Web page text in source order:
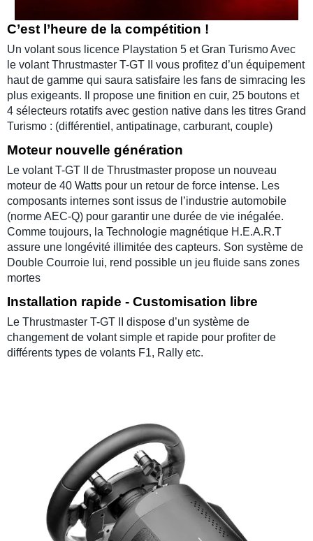
C’est l’heure de la compétition !
Un volant sous licence Playstation 5 et Gran Turismo Avec
le volant Thrustmaster T-GT II vous profitez d’un équipement
haut de gamme qui saura satisfaire les fans de simracing les
plus exigeants. Il propose une finition en cuir, 25 boutons et
4 sélecteurs rotatifs avec gestion native dans les titres Grand
Turismo : (différentiel, antipatinage, carburant, couple)
Moteur nouvelle génération
Le volant T-GT II de Thrustmaster propose un nouveau
moteur de 40 Watts pour un retour de force intense. Les
composants internes sont issus de l’industrie automobile
(norme AEC-Q) pour garantir une durée de vie inégalée.
Comme toujours, la Technologie magnétique H.E.A.R.T
assure une longévité illimitée des capteurs. Son système de
Double Courroie lui, rend possible un jeu fluide sans zones
mortes
Installation rapide - Customisation libre
Le Thrustmaster T-GT II dispose d’un système de
changement de volant simple et rapide pour profiter de
différents types de volants F1, Rally etc.